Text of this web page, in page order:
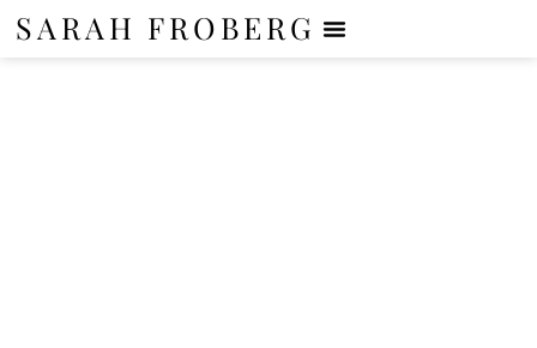
SARAH FROBERG